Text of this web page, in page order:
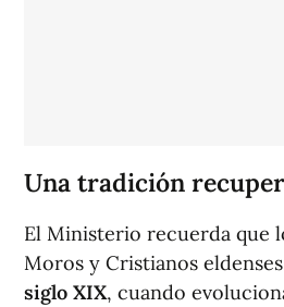
Una tradición
El Ministerio recuerda que
Moros y Cristianos eldenses
siglo XIX, cuando